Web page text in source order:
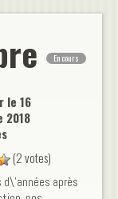
En cours
le 16
2018
(2 votes)
d\'années après